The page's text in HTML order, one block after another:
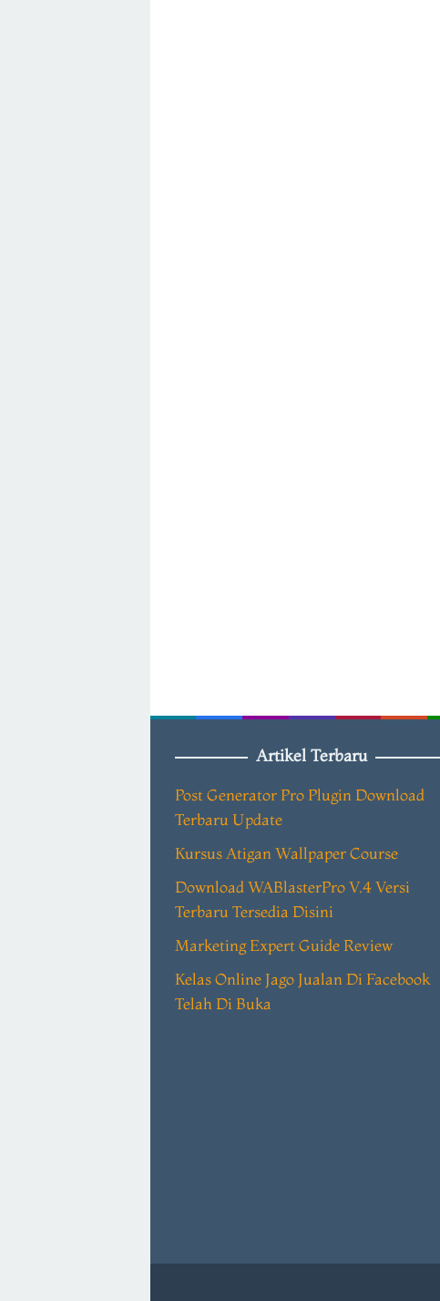
Artikel Terbaru
Post Generator Pro Plugin Download
Terbaru Update
Kursus Atigan Wallpaper Course
Download WABlasterPro V.4 Versi
Terbaru Tersedia Disini
Marketing Expert Guide Review
Kelas Online Jago Jualan Di Facebook
Telah Di Buka